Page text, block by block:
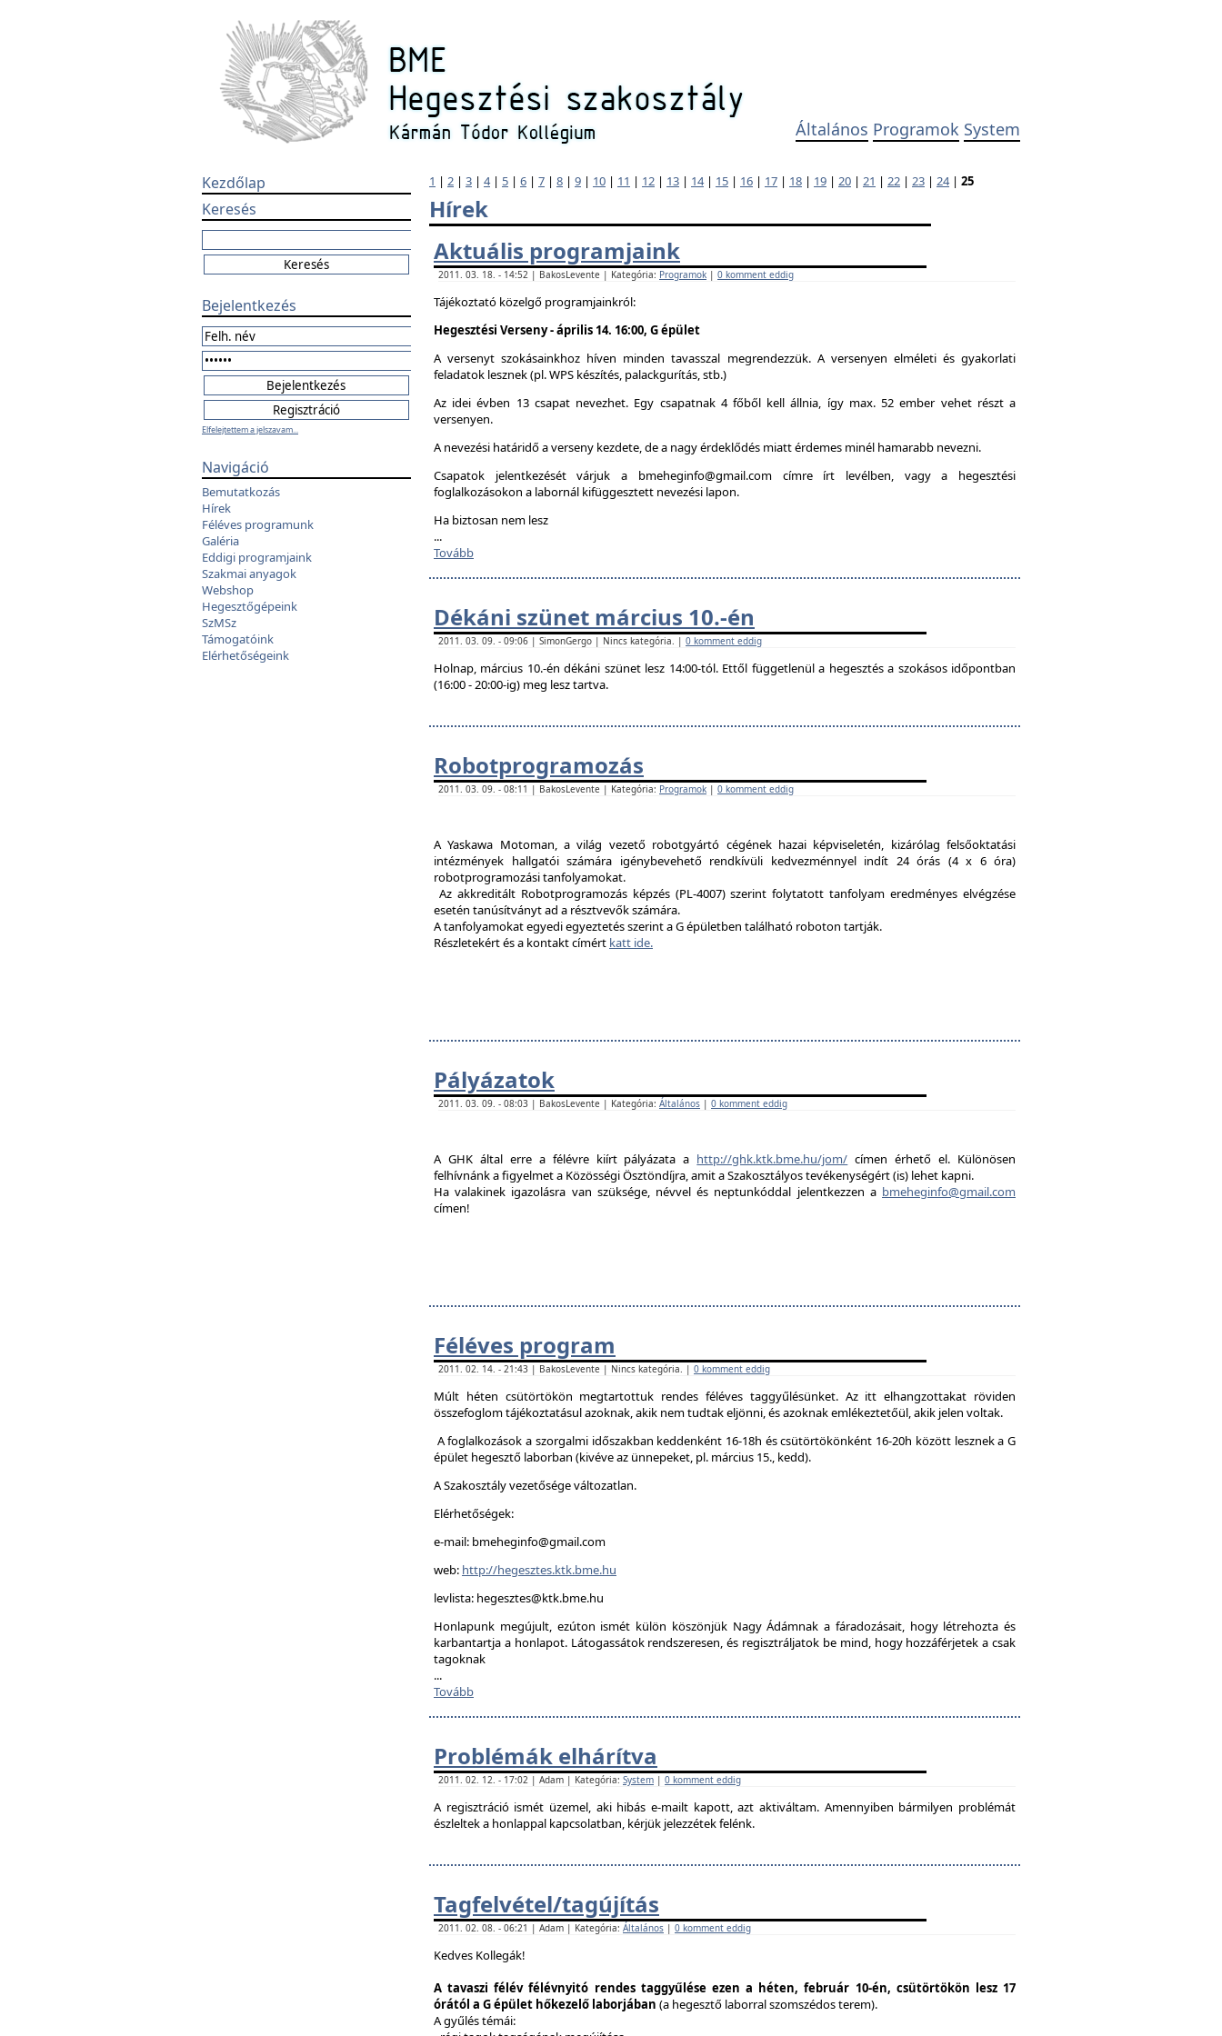
Általános Programok System
Kezdőlap
Keresés
Bejelentkezés
Elfelejtettem a jelszavam...
Navigáció
Bemutatkozás
Hírek
Féléves programunk
Galéria
Eddigi programjaink
Szakmai anyagok
Webshop
Hegesztőgépeink
SzMSz
Támogatóink
Elérhetőségeink
1 | 2 | 3 | 4| 5 | 6 | 7 | 8 | 9 | 10 | 11 | 12 | 13 | 14| 15 | 16 | 17 | 18 | 19 | 20 | 21 | 22 | 23 | 24| 25
Hírek
Aktuális programjaink
2011. 03. 18. - 14:52 | BakosLevente | Kategória: Programok | 0 komment eddig
Tájékoztató közelgő programjainkról:
Hegesztési Verseny - április 14. 16:00, G épület
A versenyt szokásainkhoz híven minden tavasszal megrendezzük. A versenyen elméleti és gyakorlati
feladatok lesznek (pl. WPS készítés, palackgurítás, stb.)
Az idei évben 13 csapat nevezhet. Egy csapatnak 4 főből kell állnia, így max. 52 ember vehet részt a
versenyen.
A nevezési határidő a verseny kezdete, de a nagy érdeklődés miatt érdemes minél hamarabb nevezni.
Csapatok jelentkezését várjuk a bmeheginfo@gmail.com címre írt levélben, vagy a hegesztési
foglalkozásokon a labornál kifüggesztett nevezési lapon.
Ha biztosan nem lesz
...
Tovább
Dékáni szünet március 10.-én
2011. 03. 09. - 09:06 | SimonGergo | Nincs kategória. | 0 komment eddig
Holnap, március 10.-én dékáni szünet lesz 14:00-tól. Ettől függetlenül a hegesztés a szokásos időpontban
(16:00 - 20:00-ig) meg lesz tartva.
Robotprogramozás
2011. 03. 09. - 08:11 | BakosLevente | Kategória: Programok | 0 komment eddig
A Yaskawa Motoman, a világ vezető robotgyártó cégének hazai képviseletén, kizárólag felsőoktatási
intézmények hallgatói számára igénybevehető rendkívüli kedvezménnyel indít 24 órás (4 x 6 óra)
robotprogramozási tanfolyamokat.
Az akkreditált Robotprogramozás képzés (PL-4007) szerint folytatott tanfolyam eredményes elvégzése
esetén tanúsítványt ad a résztvevők számára.
A tanfolyamokat egyedi egyeztetés szerint a G épületben található roboton tartják.
Részletekért és a kontakt címért katt ide.
Pályázatok
2011. 03. 09. - 08:03 | BakosLevente | Kategória: Általános | 0 komment eddig
A GHK által erre a félévre kiírt pályázata a http://ghk.ktk.bme.hu/jom/ címen érhető el. Különösen
felhívnánk a figyelmet a Közösségi Ösztöndíjra, amit a Szakosztályos tevékenységért (is) lehet kapni.
Ha valakinek igazolásra van szüksége, névvel és neptunkóddal jelentkezzen a bmeheginfo@gmail.com
címen!
Féléves program
2011. 02. 14. - 21:43 | BakosLevente | Nincs kategória. | 0 komment eddig
Múlt héten csütörtökön megtartottuk rendes féléves taggyűlésünket. Az itt elhangzottakat röviden
összefoglom tájékoztatásul azoknak, akik nem tudtak eljönni, és azoknak emlékeztetőül, akik jelen voltak.
A foglalkozások a szorgalmi időszakban keddenként 16-18h és csütörtökönként 16-20h között lesznek a G
épület hegesztő laborban (kivéve az ünnepeket, pl. március 15., kedd).
A Szakosztály vezetősége változatlan.
Elérhetőségek:
e-mail: bmeheginfo@gmail.com
web: http://hegesztes.ktk.bme.hu
levlista: hegesztes@ktk.bme.hu
Honlapunk megújult, ezúton ismét külön köszönjük Nagy Ádámnak a fáradozásait, hogy létrehozta és
karbantartja a honlapot. Látogassátok rendszeresen, és regisztráljatok be mind, hogy hozzáférjetek a csak
tagoknak
...
Tovább
Problémák elhárítva
2011. 02. 12. - 17:02 | Adam | Kategória: System | 0 komment eddig
A regisztráció ismét üzemel, aki hibás e-mailt kapott, azt aktiváltam. Amennyiben bármilyen problémát
észleltek a honlappal kapcsolatban, kérjük jelezzétek felénk.
Tagfelvétel/tagújítás
2011. 02. 08. - 06:21 | Adam | Kategória: Általános | 0 komment eddig
Kedves Kollegák!
A tavaszi félév félévnyitó rendes taggyűlése ezen a héten, február 10-én, csütörtökön lesz 17
órától a G épület hőkezelő laborjában (a hegesztő laborral szomszédos terem).
A gyűlés témái: